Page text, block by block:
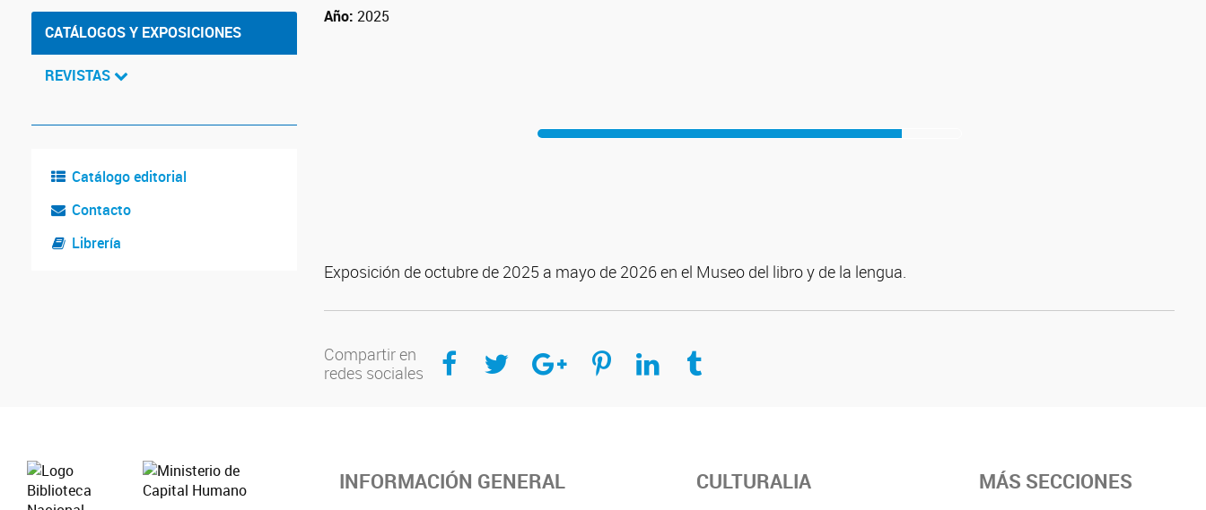
CATÁLOGOS Y EXPOSICIONES
REVISTAS
Catálogo editorial
Contacto
Librería
Año: 2025
Exposición de octubre de 2025 a mayo de 2026 en el Museo del libro y de la lengua.
Compartir en
redes sociales
Compartir en Facebook Compartir en Twitter Compartir en Google Plus Compartir en Pinterest Compartir en Linkedin Compartir en Tumblr
INFORMACIÓN GENERAL CULTURALIA MÁS SECCIONES